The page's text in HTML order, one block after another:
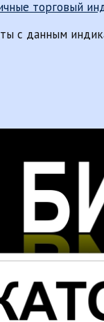
с данным